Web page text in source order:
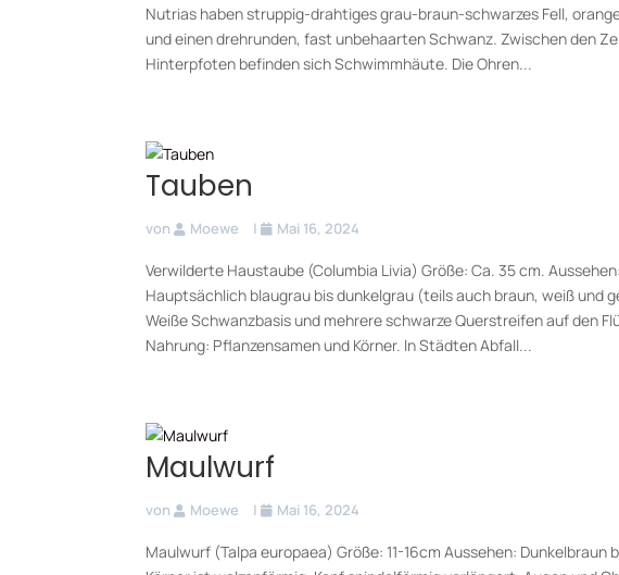
Nutrias haben struppig-drahtiges grau-braun-schwarzes Fell,
und einen drehrunden, fast unbehaarten Schwanz. Zwischen den
Hinterpfoten befinden sich Schwimmhäute. Die Ohren...
Tauben
von Moewe | Mai 16, 2024
Verwilderte Haustaube (Columbia Livia) Größe: Ca. 35 cm. Aussehen:
Hauptsächlich blaugrau bis dunkelgrau (teils auch braun, weiß und
Weiße Schwanzbasis und mehrere schwarze Querstreifen auf den
Nahrung: Pflanzensamen und Körner. In Städten Abfall...
Maulwurf
von Moewe | Mai 16, 2024
Maulwurf (Talpa europaea) Größe: 11-16cm Aussehen: Dunkelbraun